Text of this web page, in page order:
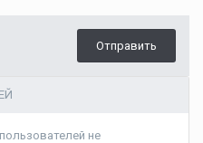
Отправить
не